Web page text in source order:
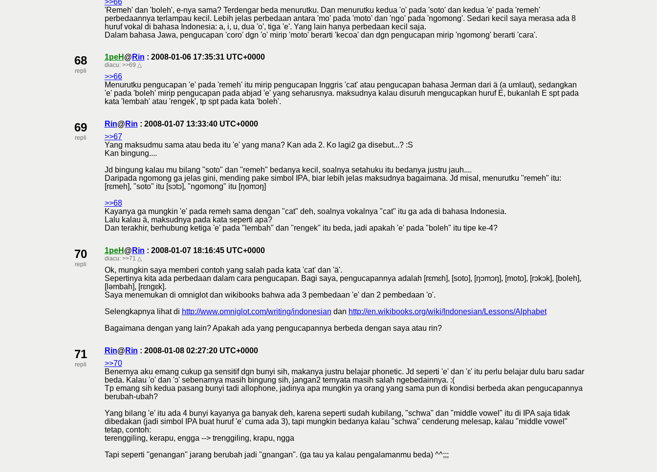
'Remeh' dan 'boleh', e-nya sama? Terdengar beda menurutku. Dan menurutku kedua 'o' pada 'soto' dan kedua 'e' pada 'remeh'
perbedaannya terlampau kecil. Lebih jelas perbedaan antara 'mo' pada 'moto' dan 'ngo' pada 'ngomong'. Sedari kecil saya merasa ada 8
huruf vokal di bahasa Indonesia: a, i, u, dua 'o', tiga 'e'. Yang lain hanya perbedaan kecil saja.
Dalam bahasa Jawa, pengucapan 'coro' dgn 'o' mirip 'moto' berarti 'kecoa' dan dgn pengucapan mirip 'ngomong' berarti 'cara'.
68
repli
1peH @ Rin : 2008-01-06 17:35:31 UTC+0000
diacu: >>69 △
>>66
Menurutku pengucapan 'e' pada 'remeh' itu mirip pengucapan Inggris 'cat' atau pengucapan bahasa Jerman dari ä (a umlaut), sedangkan
'e' pada 'boleh' mirip pengucapan pada abjad 'e' yang seharusnya. maksudnya kalau disuruh mengucapkan huruf E, bukanlah E spt pada
kata 'lembah' atau 'rengek', tp spt pada kata 'boleh'.
69
repli
Rin@ Rin : 2008-01-07 13:33:40 UTC+0000
>>67
Yang maksudmu sama atau beda itu 'e' yang mana? Kan ada 2. Ko lagi2 ga disebut...? :S
Kan bingung....
Jd bingung kalau mu bilang "soto" dan "remeh" bedanya kecil, soalnya setahuku itu bedanya justru jauh....
Daripada ngomong ga jelas gini, mending pake simbol IPA, biar lebih jelas maksudnya bagaimana. Jd misal, menurutku "remeh" itu:
[rɛmeh], "soto" itu [sɔtɔ], "ngomong" itu [ŋomɔŋ]
>>68
Kayanya ga mungkin 'e' pada remeh sama dengan "cat" deh, soalnya vokalnya "cat" itu ga ada di bahasa Indonesia.
Lalu kalau ä, maksudnya pada kata seperti apa?
Dan terakhir, berhubung ketiga 'e' pada "lembah" dan "rengek" itu beda, jadi apakah 'e' pada "boleh" itu tipe ke-4?
70
repli
1peH @ Rin : 2008-01-07 18:16:45 UTC+0000
diacu: >>71 △
Ok, mungkin saya memberi contoh yang salah pada kata 'cat' dan 'ä'.
Sepertinya kita ada perbedaan dalam cara pengucapan. Bagi saya, pengucapannya adalah [rɛmɛh], [soto], [ŋɔmɔŋ], [moto], [rɔkɔk], [boleh],
[ləmbah], [rɛngɛk].
Saya menemukan di omniglot dan wikibooks bahwa ada 3 pembedaan 'e' dan 2 pembedaan 'o'.
Selengkapnya lihat di http://www.omniglot.com/writing/indonesian dan http://en.wikibooks.org/wiki/Indonesian/Lessons/Alphabet
Bagaimana dengan yang lain? Apakah ada yang pengucapannya berbeda dengan saya atau rin?
71
repli
Rin@ Rin : 2008-01-08 02:27:20 UTC+0000
>>70
Benernya aku emang cukup ga sensitif dgn bunyi sih, makanya justru belajar phonetic. Jd seperti 'e' dan 'ɛ' itu perlu belajar dulu baru sadar
beda. Kalau 'o' dan 'ɔ' sebenarnya masih bingung sih, jangan2 ternyata masih salah ngebedainnya. :(
Tp emang sih kedua pasang bunyi tadi allophone, jadinya apa mungkin ya orang yang sama pun di kondisi berbeda akan pengucapannya
berubah-ubah?
Yang bilang 'e' itu ada 4 bunyi kayanya ga banyak deh, karena seperti sudah kubilang, "schwa" dan "middle vowel" itu di IPA saja tidak
dibedakan (jadi simbol IPA buat huruf 'e' cuma ada 3), tapi mungkin bedanya kalau "schwa" cenderung melesap, kalau "middle vowel"
tetap, contoh:
terenggiling, kerapu, engga --> trenggiling, krapu, ngga
Tapi seperti "genangan" jarang berubah jadi "gnangan". (ga tau ya kalau pengalamanmu beda) ^^;;;